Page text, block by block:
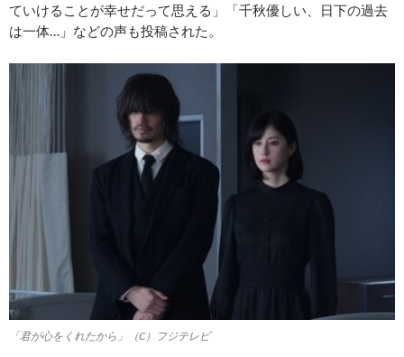
ていけることが幸せだって思える」「千秋優しい、日下の過去
は一体…」などの声も投稿された。
「君が心をくれたから」（C）フジテレビ